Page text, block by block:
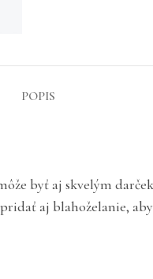
POPIS
byť aj skvelým
aj blahoželanie,